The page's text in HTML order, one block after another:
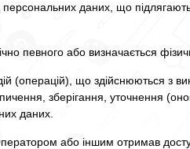
даних, що
певного або визначається
(операцій), що здійснюються з
зберігання, уточнення
даних.
або іншим отримав